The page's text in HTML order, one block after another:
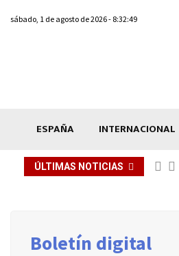
sábado, 1 de agosto de 2026 - 8:32:49
ESPAÑA INTERNACIONAL
ÚLTIMAS NOTICIAS
Boletín digital